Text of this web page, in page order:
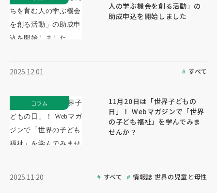
人の学ぶ機会を創る活動」の
助成申込を開始しました
2025.12.01 すべて
11月20日は「世界子どもの
日」！ Webマガジンで「世界
の子ども福祉」を学んでみま
せんか？
2025.11.20 すべて 情報誌 世界の児童と母性
コラム